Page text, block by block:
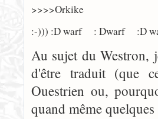
>>>>Orkike
:-))) :D warf : Dwarf :D
Au sujet du Westron,
d'être traduit (que
Ouestrien ou,
quand même